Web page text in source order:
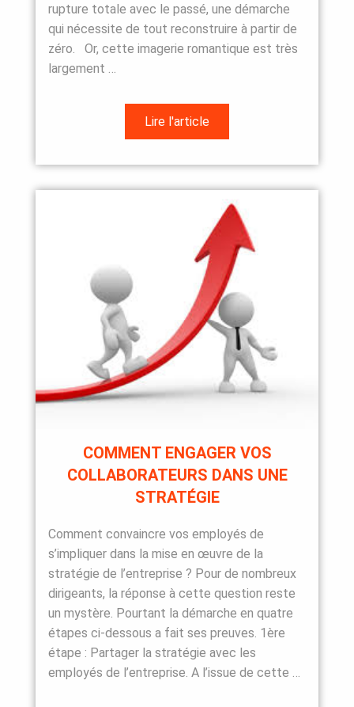
rupture totale avec le passé, une démarche
qui nécessite de tout reconstruire à partir de
zéro. Or, cette imagerie romantique est très
largement …
Lire l'article
COMMENT ENGAGER VOS
COLLABORATEURS DANS UNE
STRATÉGIE
Comment convaincre vos employés de
s’impliquer dans la mise en œuvre de la
stratégie de l’entreprise ? Pour de nombreux
dirigeants, la réponse à cette question reste
un mystère. Pourtant la démarche en quatre
étapes ci-dessous a fait ses preuves. 1ère
étape : Partager la stratégie avec les
employés de l’entreprise. A l’issue de cette …